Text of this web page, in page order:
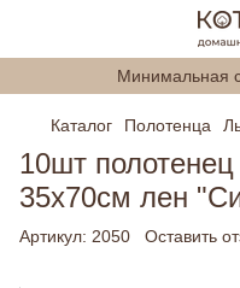
Минимальная
Каталог Полотенца
10шт
35х70см лен
Артикул: 2050 Оставить